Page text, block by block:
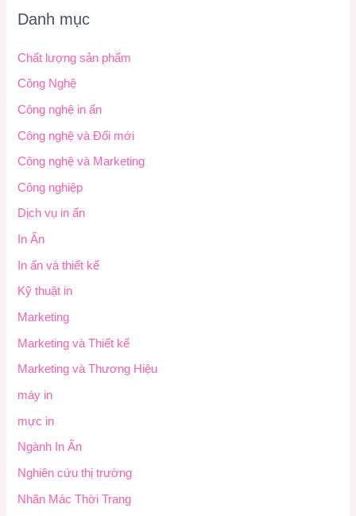
Danh mục
Chất lượng sản phẩm
Công Nghệ
Công nghệ in ấn
Công nghệ và Đổi mới
Công nghệ và Marketing
Công nghiệp
Dịch vụ in ấn
In Ấn
In ấn và thiết kế
Kỹ thuật in
Marketing
Marketing và Thiết kế
Marketing và Thương Hiệu
máy in
mực in
Ngành In Ấn
Nghiên cứu thị trường
Nhãn Mác Thời Trang